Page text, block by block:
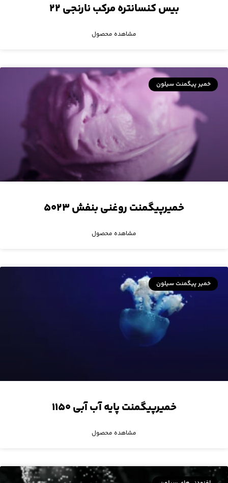
بیس کنسانتره مرکب نارنجی ۲۲
مشاهده محصول
خمیر پیگمنت سیلون
خمیرپیگمنت روغنی بنفش ۵۰۲۳
مشاهده محصول
خمیر پیگمنت سیلون
خمیرپیگمنت پایه آب آبی ۱۱۵۰
مشاهده محصول